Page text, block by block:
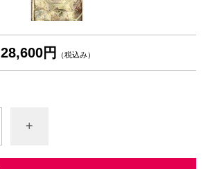
28,600円 （税込み）
+